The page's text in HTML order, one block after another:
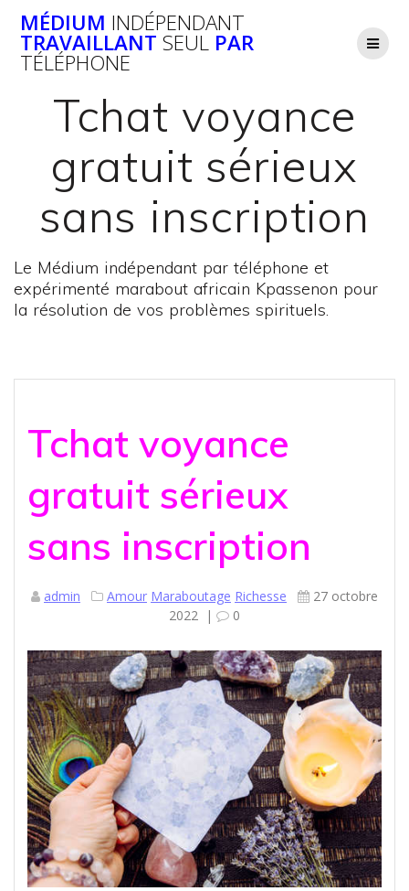
au
contenu
MÉDIUM INDÉPENDANT
TRAVAILLANT SEUL PAR
TÉLÉPHONE
Tchat voyance
gratuit sérieux
sans inscription
Le Médium indépendant par téléphone et
expérimenté marabout africain Kpassenon pour
la résolution de vos problèmes spirituels.
Tchat voyance
gratuit sérieux
sans inscription
admin Amour Maraboutage Richesse
27 octobre
2022 | 0